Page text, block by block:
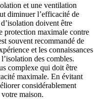
et une ventilation
diminuer l’efficacité de
doivent être
protection maximale contre
souvent recommandé de
et les connaissances
des combles.
complexe qui doit être
maximale. En évitant
considérablement
maison.